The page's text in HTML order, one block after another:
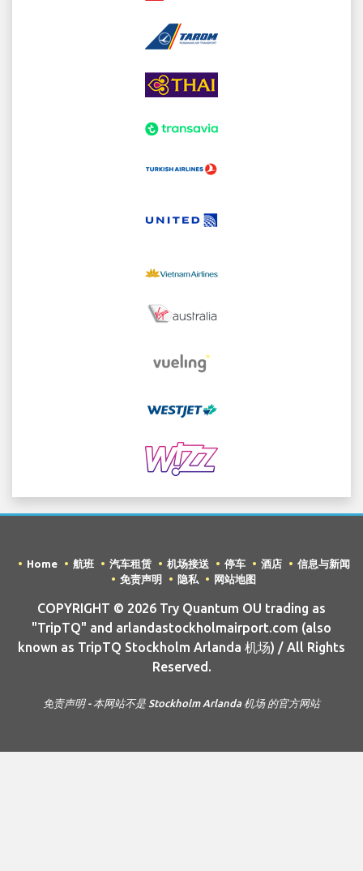
Home 航班 汽车租赁 机场接送 停车 酒店
信息与新闻
免责声明
隐私 网站地图
COPYRIGHT © 2026 Try Quantum OU trading as
"TripTQ" and arlandastockholmairport.com (also
known as TripTQ Stockholm Arlanda 机场) / All Rights
Reserved.
免责声明 - 本网站不是 Stockholm Arlanda 机场 的官方网站